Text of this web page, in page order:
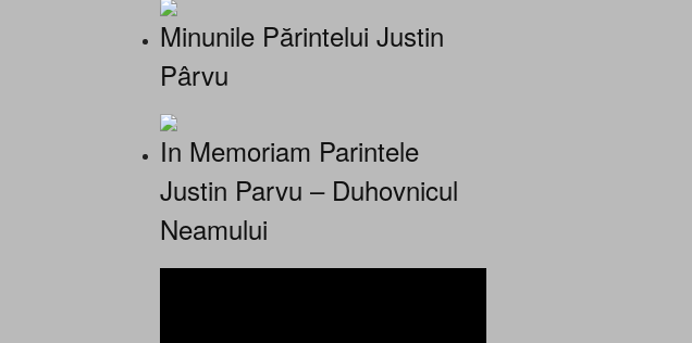
Minunile Părintelui Justin
Pârvu
In Memoriam Parintele
Justin Parvu – Duhovnicul
Neamului